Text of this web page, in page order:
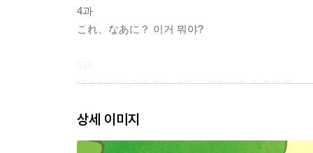
4과
これ、なあに？ 이거 뭐야?
でんわばんごう おしえて。전화번호 가르쳐줘.
6과
いま、なんじ？ 지금, 몇 시야?
상세 이미지